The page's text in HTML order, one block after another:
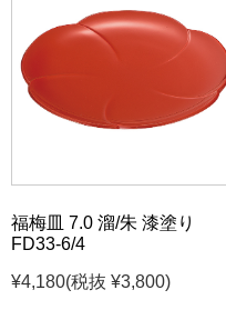
福梅皿 7.0 溜/朱 漆塗り
FD33-6/4
¥4,180(税抜 ¥3,800)